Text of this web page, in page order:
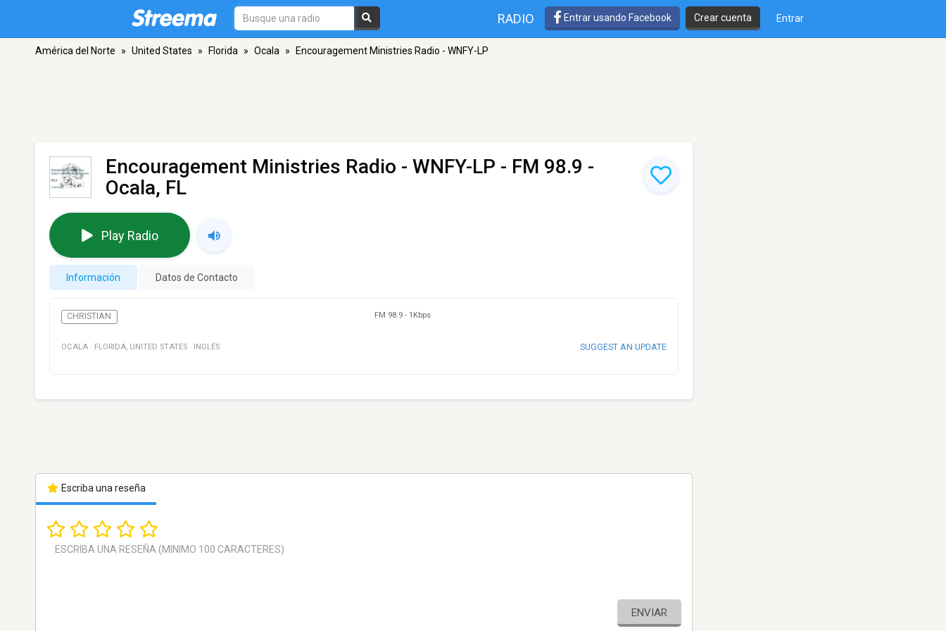
RADIO Entrar usando Facebook Crear cuenta Entrar
América del Norte » United States » Florida » Ocala » Encouragement Ministries Radio - WNFY-LP
Encouragement Ministries Radio - WNFY-LP - FM 98.9 -
Ocala, FL
Play Radio
Información Datos de Contacto
CHRISTIAN FM 98.9 - 1Kbps
OCALA · FLORIDA, UNITED STATES · INGLÉS SUGGEST AN UPDATE
Escriba una reseña
ENVIAR